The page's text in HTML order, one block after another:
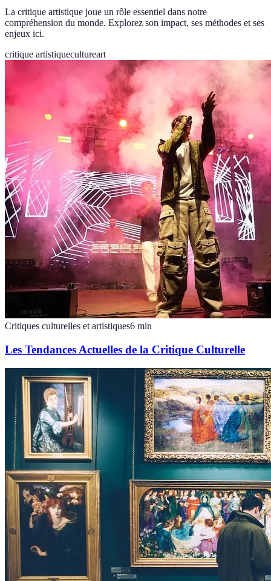
La critique artistique joue un rôle essentiel dans notre
compréhension du monde. Explorez son impact, ses méthodes et ses
enjeux ici.
critique artistiquecultureart
Critiques culturelles et artistiques6 min
Les Tendances Actuelles de la Critique Culturelle